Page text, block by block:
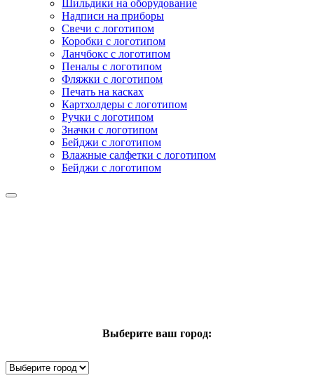
Шильдики на оборудование
Надписи на приборы
Свечи с логотипом
Коробки с логотипом
Ланчбокс с логотипом
Пеналы с логотипом
Фляжки с логотипом
Печать на касках
Картхолдеры с логотипом
Ручки с логотипом
Значки с логотипом
Бейджи с логотипом
Влажные салфетки с логотипом
Бейджи с логотипом
Выберите ваш город: